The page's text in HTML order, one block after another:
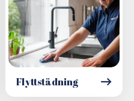
Flyttstädning